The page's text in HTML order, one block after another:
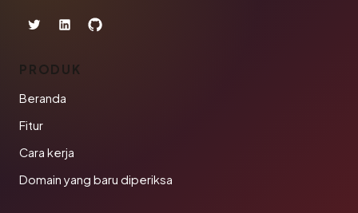
PRODUK
Beranda
Fitur
Cara kerja
Domain yang baru diperiksa